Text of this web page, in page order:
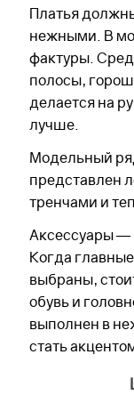
Платья
нежными. В
фактуры.
полосы,
делается на
лучше.
Модельный
представлен
тренчами и
Аксессуары —
Когда
выбраны,
обувь и
выполнен в
стать